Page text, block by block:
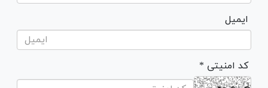
ایمیل
* کد امنیتی